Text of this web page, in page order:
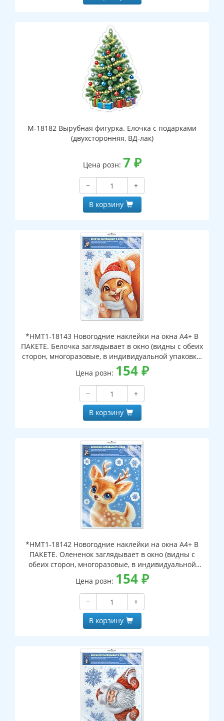
М-18182 Вырубная фигурка. Елочка с подарками
(двухсторонняя, ВД-лак)
Цена розн: 7 ₽
−
+
В корзину
*НМТ1-18143 Новогодние наклейки на окна А4+ В
ПАКЕТЕ. Белочка заглядывает в окно (видны с обеих
сторон, многоразовые, в индивидуальной упаковке,
с европодвесом и клеевым клапаном)
Цена розн: 154₽
−
+
В корзину
*НМТ1-18142 Новогодние наклейки на окна А4+ В
ПАКЕТЕ. Олененок заглядывает в окно (видны с
обеих сторон, многоразовые, в индивидуальной
упаковке, с европодвесом и клеевым клапаном)
Цена розн: 154₽
−
+
В корзину